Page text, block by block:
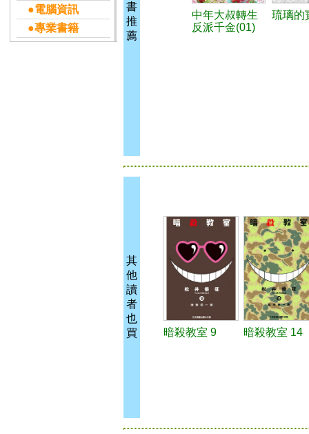
●電腦資訊
●專業書籍
書
推
薦
中年大叔轉生
反派千金(01)
琉璃的
其
他
讀
者
也
買
暗殺教室 9 暗殺教室 14